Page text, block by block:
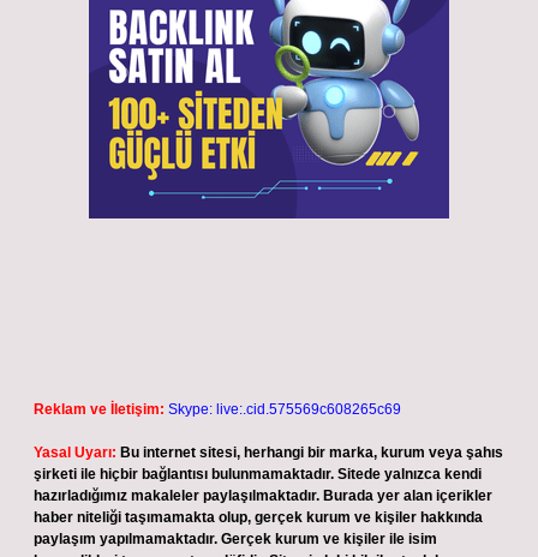
Reklam ve İletişim: Skype: live:.cid.575569c608265c69
Yasal Uyarı: Bu internet sitesi, herhangi bir marka, kurum veya şahıs
şirketi ile hiçbir bağlantısı bulunmamaktadır. Sitede yalnızca kendi
hazırladığımız makaleler paylaşılmaktadır. Burada yer alan içerikler
haber niteliği taşımamakta olup, gerçek kurum ve kişiler hakkında
paylaşım yapılmamaktadır. Gerçek kurum ve kişiler ile isim